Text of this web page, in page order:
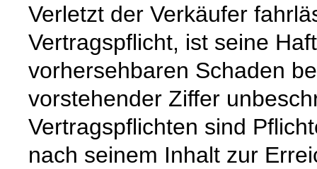
Verletzt der Verkäufer
Vertragspflicht, ist seine
vorhersehbaren Schaden
vorstehender Ziffer
Vertragspflichten sind
nach seinem Inhalt zur